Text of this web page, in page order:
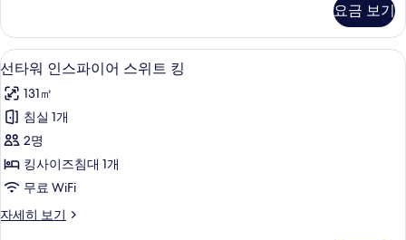
모
두
보
기
크
인
당
일
14
시
~
20
시
당
14
시
~
20
시
&
체
크
아
웃
당
어
세
서
블
킹
+
쉐
프
스
조
식
PKG]
션
타
어
세
서
블
킹
요금 보기
선
타
워
인
스
파
이
어
오리/거위털 이불, 미니바, 객실 내 금
5
선타워 인스파이어 스위트 킹
131㎡
침실 1개
2명
킹사이즈침대 1개
무료 WiFi
자세히 보기
선